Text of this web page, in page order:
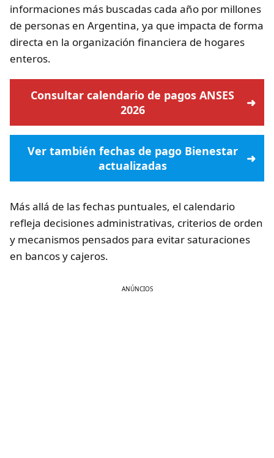
informaciones más buscadas cada año por millones
de personas en Argentina, ya que impacta de forma
directa en la organización financiera de hogares
enteros.
Consultar calendario de pagos ANSES
2026
Ver también fechas de pago Bienestar
actualizadas
Más allá de las fechas puntuales, el calendario
refleja decisiones administrativas, criterios de orden
y mecanismos pensados para evitar saturaciones
en bancos y cajeros.
ANÚNCIOS